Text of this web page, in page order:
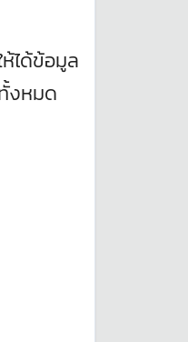
ได้ข้อมูล
งหมด